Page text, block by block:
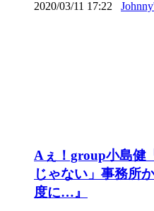
2020/03/11 17:22
Aぇ！group小島健
じゃない」事務所
度に…』